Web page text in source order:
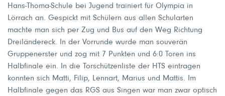
Hans-Thoma-Schule bei Jugend trainiert für Olympia in
Lörrach an. Gespickt mit Schülern aus allen Schularten
machte man sich per Zug und Bus auf den Weg Richtung
Dreiländereck. In der Vorrunde wurde man souverän
Gruppenerster und zog mit 7 Punkten und 6:0 Toren ins
Halbfinale ein. In die Torschützenliste der HTS eintragen
konnten sich Matti, Filip, Lennart, Marius und Mattis. Im
Halbfinale gegen das RGS aus Singen war man zwar optisch